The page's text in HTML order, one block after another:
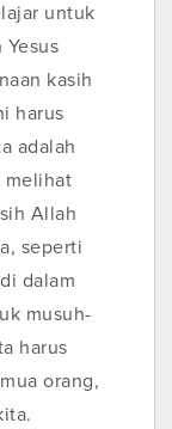
untuk
kasih
harus
adalah
melihat
Allah
seperti
dalam
musuh-
harus
orang,